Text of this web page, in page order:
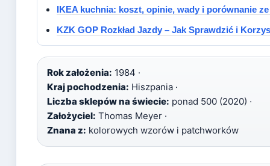
IKEA kuchnia: koszt, opinie, wady i porównanie
KZK GOP Rozkład Jazdy – Jak Sprawdzić i
Rok założenia: 1984 ·
Kraj pochodzenia: Hiszpania ·
Liczba sklepów na świecie: ponad 500 (2020) ·
Założyciel: Thomas Meyer ·
Znana z: kolorowych wzorów i patchworków